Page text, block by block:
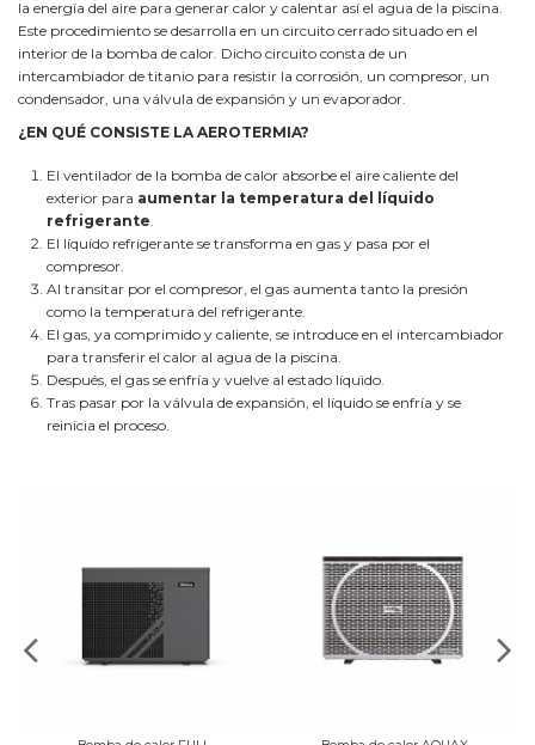
la energía del aire para generar calor y calentar así el agua de la piscina.
Este procedimiento se desarrolla en un circuito cerrado situado en el
interior de la bomba de calor. Dicho circuito consta de un
intercambiador de titanio para resistir la corrosión, un compresor, un
condensador, una válvula de expansión y un evaporador.
¿EN QUÉ CONSISTE LA AEROTERMIA?
El ventilador de la bomba de calor absorbe el aire caliente del
exterior para aumentar la temperatura del líquido
refrigerante
El líquido refrigerante se transforma en gas y pasa por el
compresor.
Al transitar por el compresor, el gas aumenta tanto la presión
como la temperatura del refrigerante.
El gas, ya comprimido y caliente, se introduce en el intercambiador
para transferir el calor al agua de la piscina.
Después, el gas se enfría y vuelve al estado líquido.
Tras pasar por la válvula de expansión, el líquido se enfría y se
reinicia el proceso.